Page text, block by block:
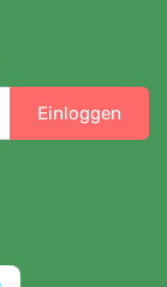
Einloggen